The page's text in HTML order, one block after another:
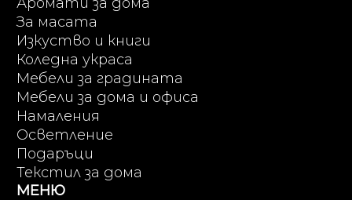
За масата
Изкуство и книги
Коледна украса
Мебели за градината
Мебели за дома и офиса
Намаления
Осветление
Подаръци
Текстил за дома
МЕНЮ